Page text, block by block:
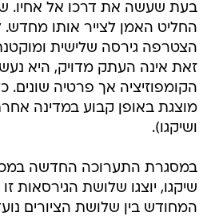
בעת שעשה את דרכו אל אחיו.
החליט האמן לצייר אותו מחדש.
הצטרפה גירסה שלישית
זאת אינה העתק מדויק, היא
הקומפוזיציה אך פרטיה
מוצגת באופן קבוע במדינה
ושיקגו).
במסגרת התערוכה החדשה
שיקגו, יוצגו שלושת הגירסאות
המחודש בין שלושת הציורים